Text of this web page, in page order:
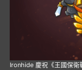
Ironhide 慶祝《王國保衛